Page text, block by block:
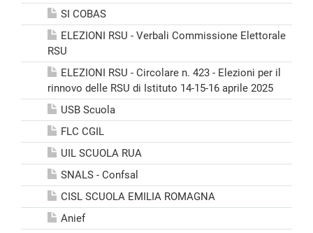
SI COBAS
ELEZIONI RSU - Verbali Commissione Elettorale
RSU
ELEZIONI RSU - Circolare n. 423 - Elezioni per il
rinnovo delle RSU di Istituto 14-15-16 aprile 2025
USB Scuola
FLC CGIL
UIL SCUOLA RUA
SNALS - Confsal
CISL SCUOLA EMILIA ROMAGNA
Anief